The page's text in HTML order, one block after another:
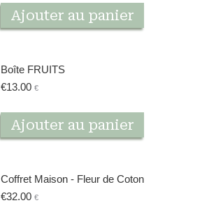
Ajouter au panier
Boîte FRUITS
€13.00 €
Ajouter au panier
Coffret Maison - Fleur de Coton
€32.00 €